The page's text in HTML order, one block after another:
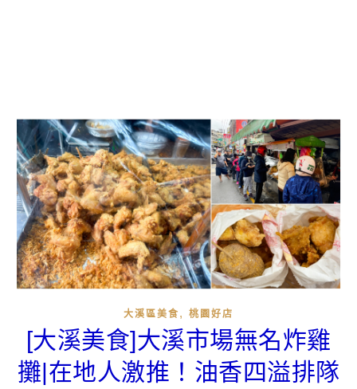
大溪區美食 , 桃園好店
[大溪美食]大溪市場無名炸雞
攤|在地人激推！油香四溢排隊